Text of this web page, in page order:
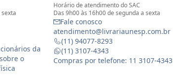
da
o
Horário de atendimento do SAC
Das 9h00 às 16h00 de segunda a sexta
Fale conosco
atendimento@livrariaunesp.com.br
(11) 94077-8293
(11) 3107-4343
Compras por telefone: 11 3107-4343